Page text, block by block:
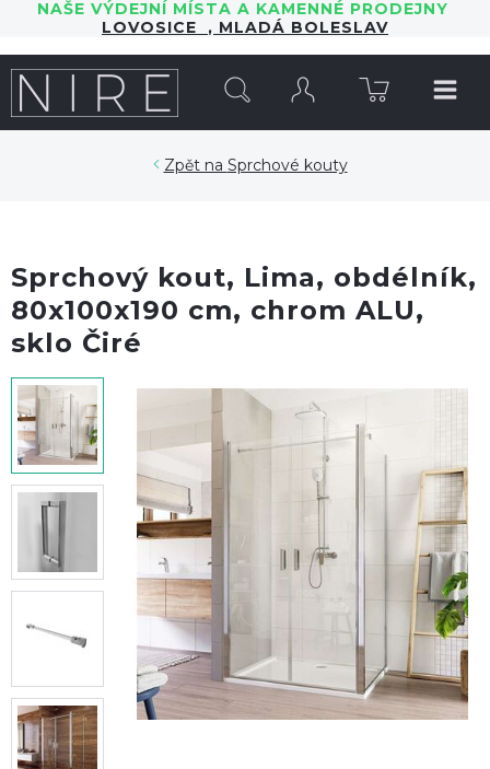
NAŠE VÝDEJNÍ MÍSTA A KAMENNÉ PRODEJNY
LOVOSICE , MLADÁ BOLESLAV
Sprchové kouty
Sprchový kout, Lima, obdélník,
80x100x190 cm, chrom ALU,
sklo Čiré